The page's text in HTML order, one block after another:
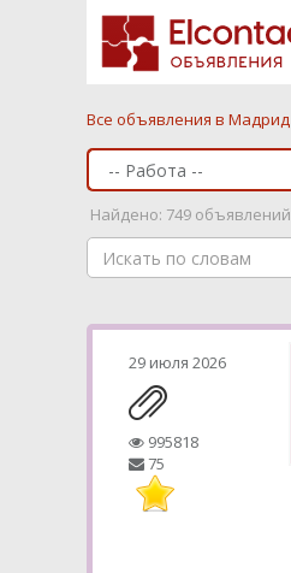
Все объявления в Мадрид
Найдено: 749 объявлений
29 июля 2026
995818
75